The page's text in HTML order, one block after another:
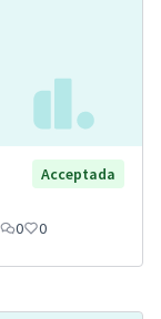
Acceptada
0 0